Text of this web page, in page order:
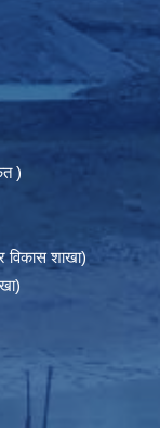
)
विकास शाखा)